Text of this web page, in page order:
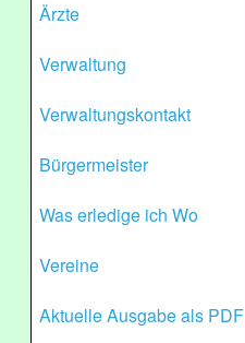
Ärzte
Verwaltung
Verwaltungskontakt
Bürgermeister
Was erledige ich Wo
Vereine
Aktuelle Ausgabe als PDF